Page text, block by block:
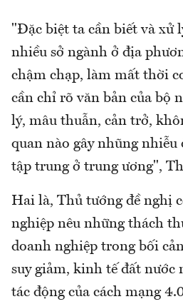
"Đặc biệt ta cần biết và xử
nhiều sở ngành ở địa
chậm chạp, làm mất thời
cần chỉ rõ văn bản của bộ
lý, mâu thuẫn, cản trở,
quan nào gây nhũng nhiễu
tập trung ở trung ương",
Hai là, Thủ tướng đề nghị
nghiệp nêu những thách
doanh nghiệp trong bối
suy giảm, kinh tế đất nước
tác động của cách mạng